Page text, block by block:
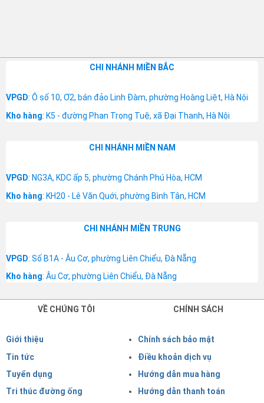
CHI NHÁNH MIỀN BẮC
VPGD: Ô số 10, Ơ2, bán đảo Linh Đàm, phường Hoàng Liệt, Hà Nội
Kho hàng: K5 - đường Phan Trọng Tuệ, xã Đại Thanh, Hà Nội
CHI NHÁNH MIỀN NAM
VPGD: NG3A, KDC ấp 5, phường Chánh Phú Hòa, HCM
Kho hàng: KH20 - Lê Văn Quới, phường Bình Tân, HCM
CHI NHÁNH MIỀN TRUNG
VPGD: Số B1A - Âu Cơ, phường Liên Chiểu, Đà Nẵng
Kho hàng: Âu Cơ, phường Liên Chiểu, Đà Nẵng
VỀ CHÚNG TÔI
Giới thiệu
Tin tức
Tuyển dụng
Tri thúc đường ống
CHÍNH SÁCH
Chính sách bảo mật
Điều khoản dịch vụ
Hướng dẫn mua hàng
Hướng dẫn thanh toán